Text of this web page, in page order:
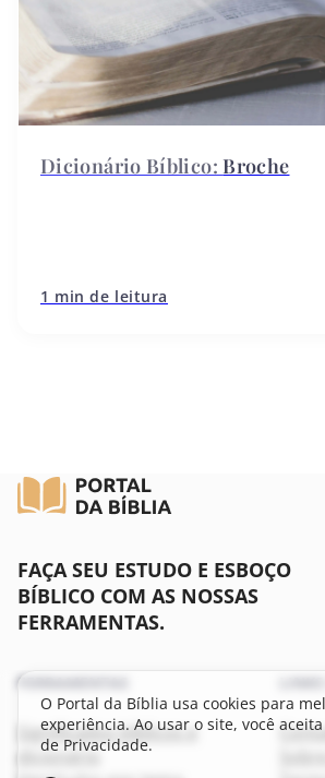
Broche
1 min de leitura
FAÇA SEU ESTUDO E ESBOÇO
BÍBLICO COM AS NOSSAS
FERRAMENTAS.
FERRAMENTAS
Significados bíblicos e
dicionário
O Portal da Bíblia usa cookies para
experiência. Ao usar o site, você
de Privacidade.